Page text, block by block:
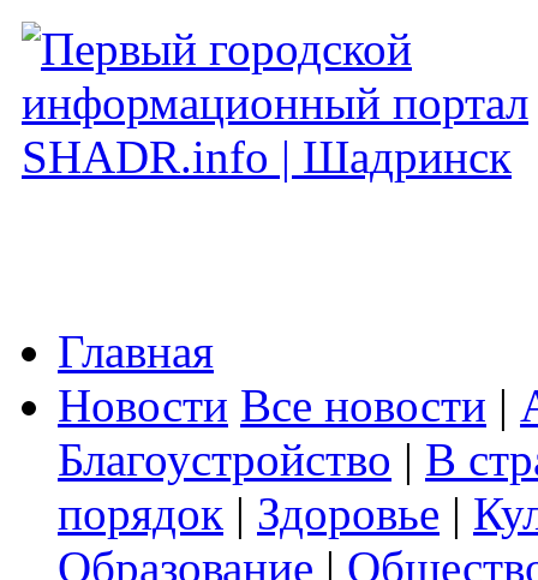
Главная
Новости Все новости |
Благоустройство | В
порядок | Здоровье |
Образование |